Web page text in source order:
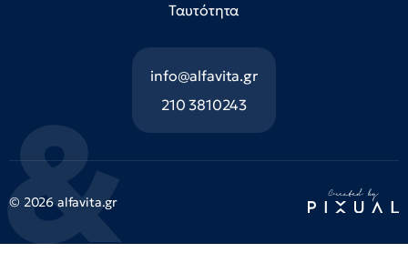
Ταυτότητα
info@alfavita.gr
210 3810243
© 2026 alfavita.gr